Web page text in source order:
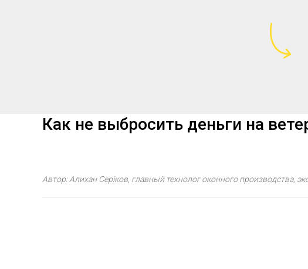
Как не выбросить деньги на
Автор: Алихан Серіков, главный технолог оконного производства,